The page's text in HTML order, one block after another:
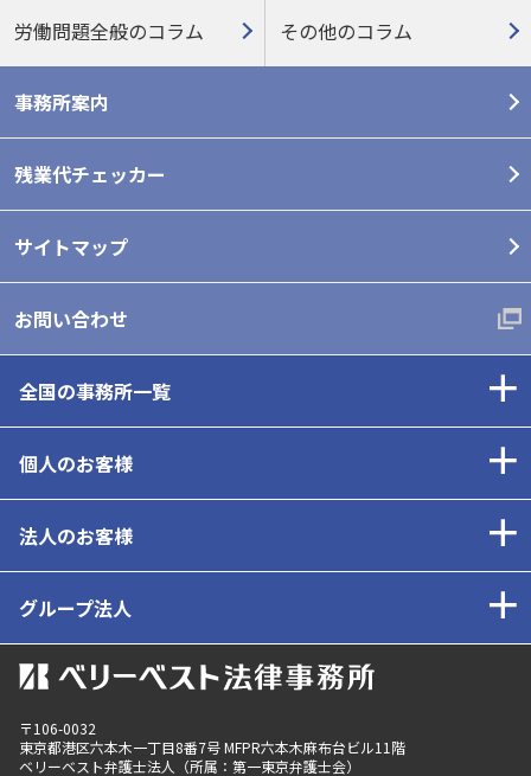
労働問題全般のコラム その他のコラム
事務所案内
残業代チェッカー
サイトマップ
お問い合わせ
全国の事務所一覧
個人のお客様
法人のお客様
グループ法人
〒106-0032
東京都港区六本木一丁目8番7号 MFPR六本木麻布台ビル11階
ベリーベスト弁護士法人（所属：第一東京弁護士会）